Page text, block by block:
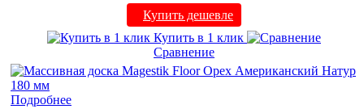
Купить дешевле
Купить в 1 клик
Сравнение
Подробнее